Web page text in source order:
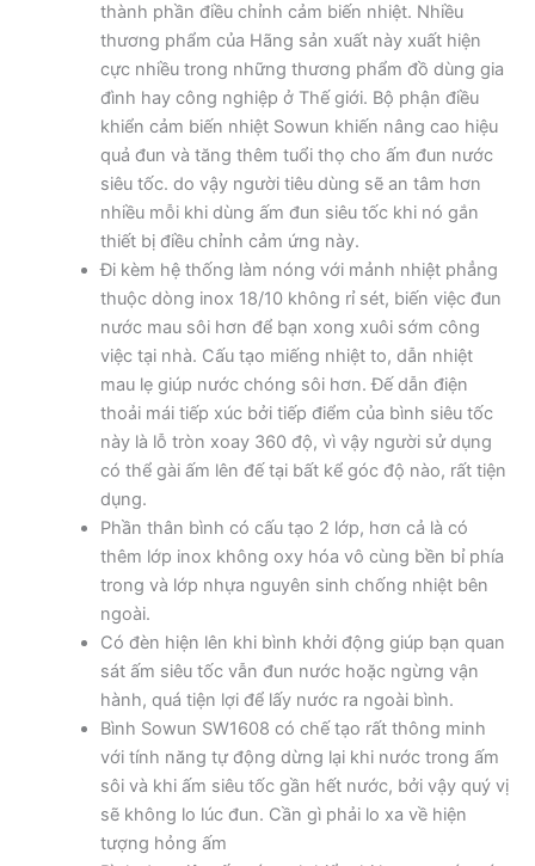
thành phần điều chỉnh cảm biến nhiệt. Nhiều
thương phẩm của Hãng sản xuất này xuất hiện
cực nhiều trong những thương phẩm đồ dùng gia
đình hay công nghiệp ở Thế giới. Bộ phận điều
khiển cảm biến nhiệt Sowun khiến nâng cao hiệu
quả đun và tăng thêm tuổi thọ cho ấm đun nước
siêu tốc. do vậy người tiêu dùng sẽ an tâm hơn
nhiều mỗi khi dùng ấm đun siêu tốc khi nó gắn
thiết bị điều chỉnh cảm ứng này.
Đi kèm hệ thống làm nóng với mảnh nhiệt phẳng
thuộc dòng inox 18/10 không rỉ sét, biến việc đun
nước mau sôi hơn để bạn xong xuôi sớm công
việc tại nhà. Cấu tạo miếng nhiệt to, dẫn nhiệt
mau lẹ giúp nước chóng sôi hơn. Đế dẫn điện
thoải mái tiếp xúc bởi tiếp điểm của bình siêu tốc
này là lỗ tròn xoay 360 độ, vì vậy người sử dụng
có thể gài ấm lên đế tại bất kể góc độ nào, rất tiện
dụng.
Phần thân bình có cấu tạo 2 lớp, hơn cả là có
thêm lớp inox không oxy hóa vô cùng bền bỉ phía
trong và lớp nhựa nguyên sinh chống nhiệt bên
ngoài.
Có đèn hiện lên khi bình khởi động giúp bạn quan
sát ấm siêu tốc vẫn đun nước hoặc ngừng vận
hành, quá tiện lợi để lấy nước ra ngoài bình.
Bình Sowun SW1608 có chế tạo rất thông minh
với tính năng tự động dừng lại khi nước trong ấm
sôi và khi ấm siêu tốc gần hết nước, bởi vậy quý vị
sẽ không lo lúc đun. Cần gì phải lo xa về hiện
tượng hỏng ấm